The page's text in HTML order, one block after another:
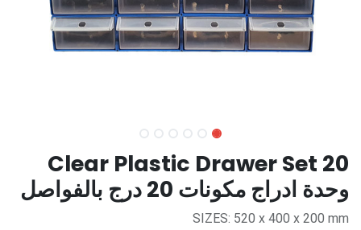
20 Clear Plastic Drawer Set
وحدة ادراج مكونات 20 درج بالفواصل
SIZES: 520 x 400 x 200 mm